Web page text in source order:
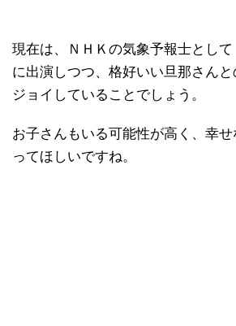
現在は、ＮＨＫの気象予報士として
に出演しつつ、格好いい旦那さん
ジョイしていることでしょう。
お子さんもいる可能性が高く、幸
ってほしいですね。